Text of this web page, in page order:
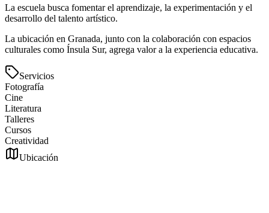
La escuela busca fomentar el aprendizaje, la experimentación y el
desarrollo del talento artístico.
La ubicación en Granada, junto con la colaboración con espacios
culturales como Ínsula Sur, agrega valor a la experiencia educativa.
Servicios
Fotografía
Cine
Literatura
Talleres
Cursos
Creatividad
Ubicación